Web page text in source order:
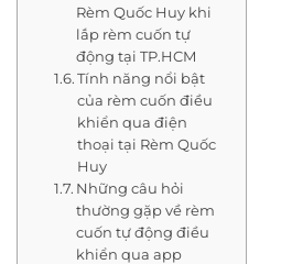
Rèm Quốc Huy khi
lắp rèm cuốn tự
động tại TP.HCM
Tính năng nổi bật
của rèm cuốn điều
khiển qua điện
thoại tại Rèm Quốc
Huy
Những câu hỏi
thường gặp về rèm
cuốn tự động điều
khiển qua app